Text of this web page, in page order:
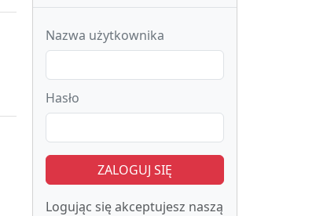
Nazwa użytkownika
Hasło
ZALOGUJ SIĘ
Logując się akceptujesz naszą